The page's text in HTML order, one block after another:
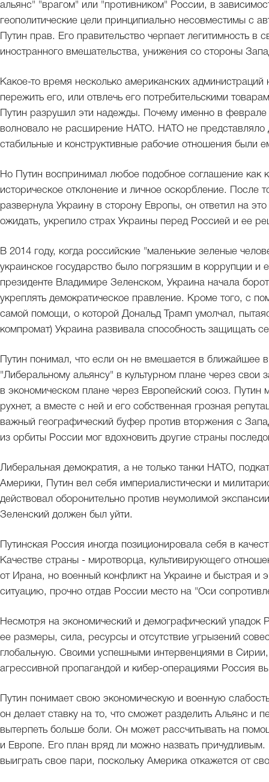
альянс" "врагом" или "противником" России, в
геополитические цели принципиально несовместимы с
Путин прав. Его правительство черпает легитимность в
иностранного вмешательства, унижения со стороны
Какое-то время несколько американских администраций
пережить его, или отвлечь его потребительскими
Путин разрушил эти надежды. Почему именно в
волновало не расширение НАТО. НАТО не представляло
стабильные и конструктивные рабочие отношения были
Но Путин воспринимал любое подобное соглашение как
историческое отклонение и личное оскорбление. После
развернула Украину в сторону Европы, он ответил на
ожидать, укрепило страх Украины перед Россией и ее
В 2014 году, когда российские "маленькие зеленые
украинское государство было погрязшим в коррупции и
президенте Владимире Зеленском, Украина начала
укреплять демократическое правление. Кроме того, с
самой помощи, о которой Дональд Трамп умолчал,
компромат) Украина развивала способность защищать
Путин понимал, что если он не вмешается в ближайшее
"Либеральному альянсу" в культурном плане через
в экономическом плане через Европейский союз. Путин
рухнет, а вместе с ней и его собственная грозная
важный географический буфер против вторжения с
из орбиты России мог вдохновить другие страны
Либеральная демократия, а не только танки НАТО,
Америки, Путин вел себя империалистически и
действовал оборонительно против неумолимой
Зеленский должен был уйти.
Путинская Россия иногда позиционировала себя в
Качестве страны - миротворца, культивирующего
от Ирана, но военный конфликт на Украине и быстрая и
ситуацию, прочно отдав России место на "Оси
Несмотря на экономический и демографический упадок
ее размеры, сила, ресурсы и отсутствие угрызений
глобальную. Своими успешными интервенциями в
агрессивной пропагандой и кибер-операциями Россия
Путин понимает свою экономическую и военную
он делает ставку на то, что сможет разделить Альянс и
вытерпеть больше боли. Он может рассчитывать на
и Европе. Его план вряд ли можно назвать
выиграть свое пари, поскольку Америка откажется от